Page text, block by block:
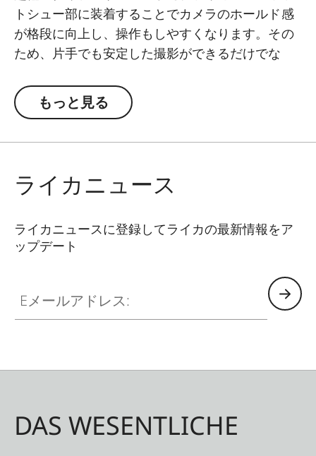
トシュー部に装着することでカメラのホールド感
が格段に向上し、操作もしやすくなります。その
ため、片手でも安定した撮影ができるだけでな
抑えられます。
エレガントなデザインを採用し、カメラボディと
もっと見る
ライカニュース
ライカニュースに登録してライカの最新情報をア
ップデート
DAS WESENTLICHE